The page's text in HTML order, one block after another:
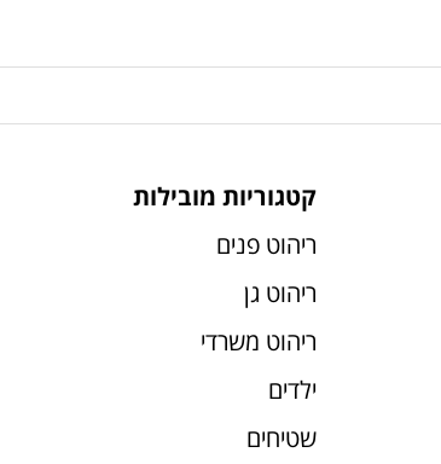
קטגוריות מובילות
ריהוט פנים
ריהוט גן
ריהוט משרדי
ילדים
שטיחים